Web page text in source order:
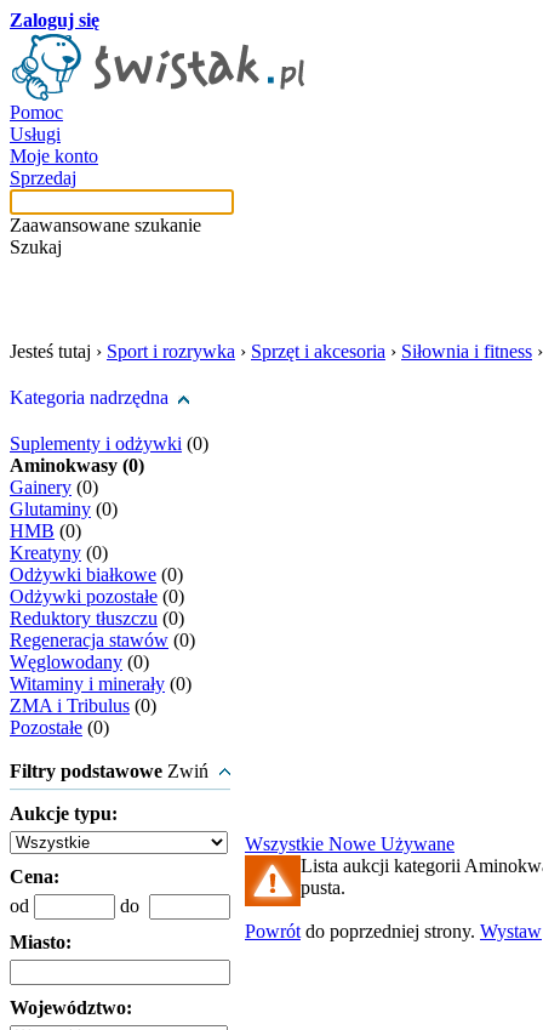
Zaloguj się
Pomoc
Usługi
Moje konto
Sprzedaj
Zaawansowane szukanie
Szukaj
Jesteś tutaj › Sport i rozrywka › Sprzęt i akcesoria › Siłownia i fitness
Kategoria nadrzędna
Suplementy i odżywki (0)
Aminokwasy (0)
Gainery (0)
Glutaminy (0)
HMB (0)
Kreatyny (0)
Odżywki białkowe (0)
Odżywki pozostałe (0)
Reduktory tłuszczu (0)
Regeneracja stawów (0)
Węglowodany (0)
Witaminy i minerały (0)
ZMA i Tribulus (0)
Pozostałe (0)
Filtry podstawowe Zwiń
Aukcje typu:
Cena:
od
do
Miasto:
Województwo:
Wszystkie Nowe Używane
Lista aukcji kategorii
pusta.
Powrót do poprzedniej strony. Wystaw